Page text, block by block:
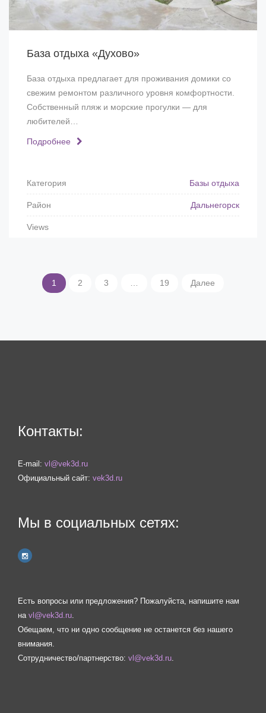
База отдыха «Духово»
База отдыха предлагает для проживания домики со
свежим ремонтом различного уровня комфортности.
Собственный пляж и морские прогулки — для
любителей…
Подробнее
Категория Базы отдыха
Район Дальнегорск
Views
1 2 3 19 Далее
Контакты:
E-mail: vl@vek3d.ru
Официальный сайт: vek3d.ru
Мы в социальных сетях:
Есть вопросы или предложения? Пожалуйста, напишите нам
на vl@vek3d.ru.
Обещаем, что ни одно сообщение не останется без нашего
внимания.
Сотрудничество/партнерство: vl@vek3d.ru.